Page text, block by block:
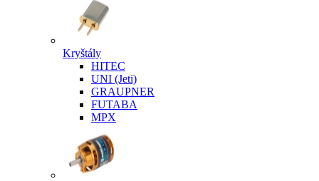
Kryštály
HITEC
UNI (Jeti)
GRAUPNER
FUTABA
MPX